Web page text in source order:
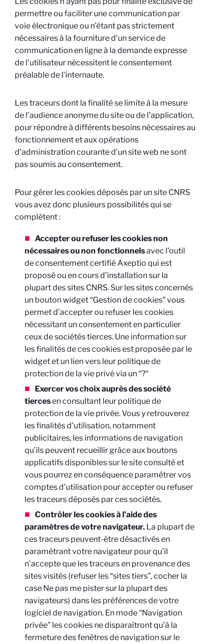
permettre ou faciliter une communication par
voie électronique ou n’étant pas strictement
nécessaires à la fourniture d’un service de
communication en ligne à la demande expresse
de l’utilisateur nécessitent le consentement
préalable de l’internaute.
Les traceurs dont la finalité se limite à la mesure
de l’audience anonyme du site ou de l’application,
pour répondre à différents besoins nécessaires au
fonctionnement et aux opérations
d’administration courante d’un site web ne sont
pas soumis au consentement.
Pour gérer les cookies déposés par un site CNRS
vous avez donc plusieurs possibilités qui se
complètent :
Accepter ou refuser les cookies non
nécessaires ou non fonctionnelsavec l’outil
de consentement certifié Axeptio qui est
proposé ou en cours d’installation sur la
plupart des sites CNRS. Sur les sites concernés
un bouton widget “Gestion de cookies” vous
permet d’accepter ou refuser les cookies
nécessitant un consentement en particulier
ceux de sociétés tierces. Une information sur
les finalités de ces cookies est proposée par le
widget et un lien vers leur politique de
protection de la vie privé via un “?“
Exercer vos choix auprès des société
tiercesen consultant leur politique de
protection de la vie privée. Vous y retrouverez
les finalités d’utilisation, notamment
publicitaires, les informations de navigation
qu’ils peuvent recueillir grâce aux boutons
applicatifs disponibles sur le site consulté et
vous pourrez en conséquence paramétrer vos
comptes d’utilisation pour accepter ou refuser
les traceurs déposés par ces sociétés.
Contrôler les cookies à l’aide des
paramètres de votre navigateur. La plupart de
ces traceurs peuvent-être désactivés en
paramétrant votre navigateur pour qu’il
n’accepte que les traceurs en provenance des
sites visités (refuser les “sites tiers”, cocher la
case Ne pas me pister sur la plupart des
navigateurs) dans les préférences de votre
logiciel de navigation. En mode “Navigation
privée” les cookies ne disparaîtront qu’à la
fermeture des fenêtres de navigation sur le